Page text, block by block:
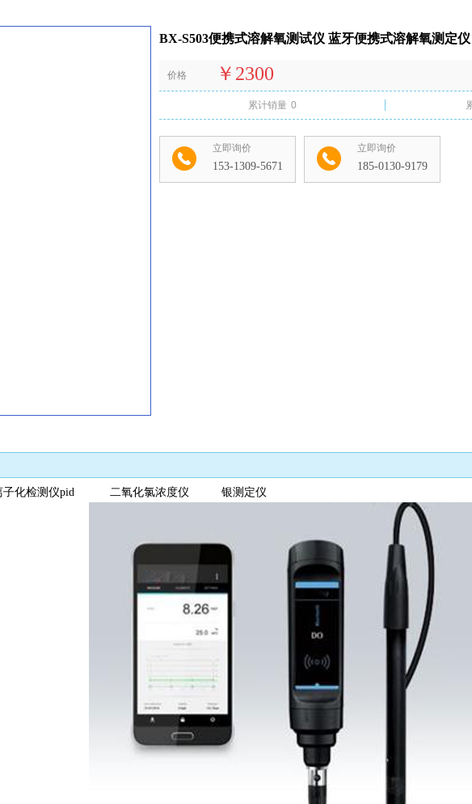
BX-S503便携式溶解氧测试仪 蓝牙便携式溶解氧测定仪
价格 ￥2300
累计销量 0
立即询价
153-1309-5671
立即询价
185-0130-9179
子化检测仪pid 二氧化氯浓度仪 银测定仪